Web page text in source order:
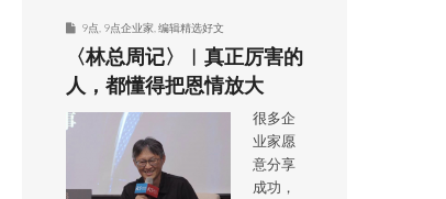
9点 9点企业家 编辑精选好文
〈林总周记〉︱真正厉害的
人，都懂得把恩情放大
很多企
业家愿
意分享
成功，